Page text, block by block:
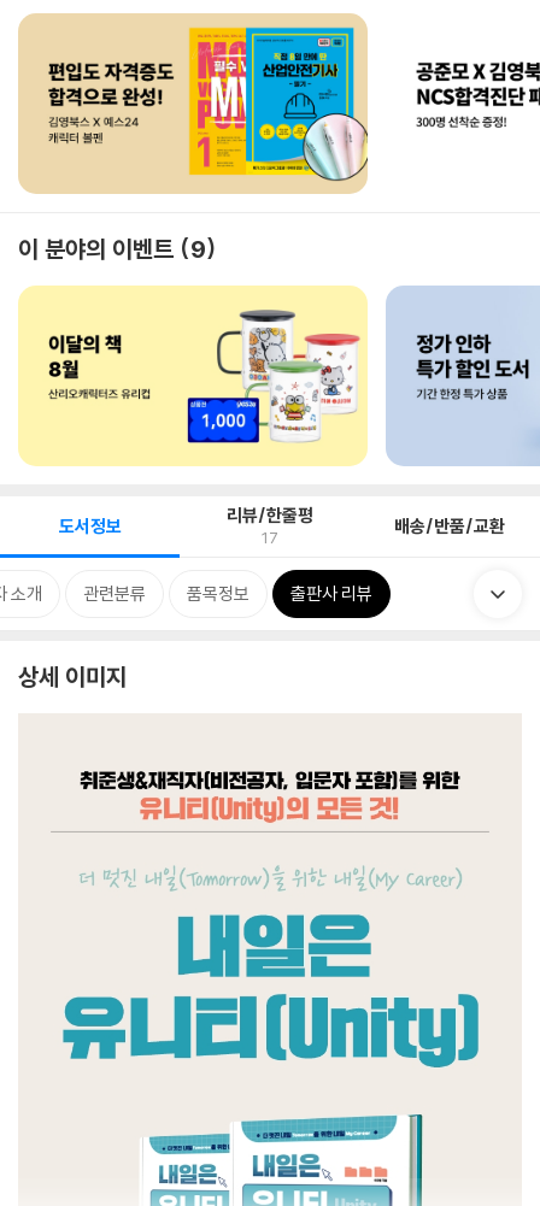
이 분야의 이벤트 9
도서정보 리뷰/한줄평
17 배송/반품/교환
소개 관련분류 품목정보 출판사 리뷰
상세 이미지